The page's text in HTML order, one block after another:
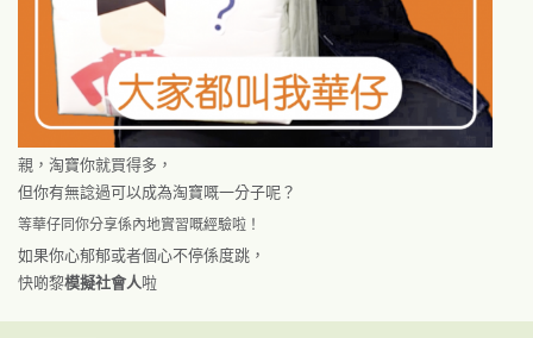
親，淘寶你就買得多，
但你有無諗過可以成為淘寶嘅一分子呢？
等華仔同你分享係內地實習嘅經驗啦！
如果你心郁郁或者個心不停係度跳，
快啲黎模擬社會人啦